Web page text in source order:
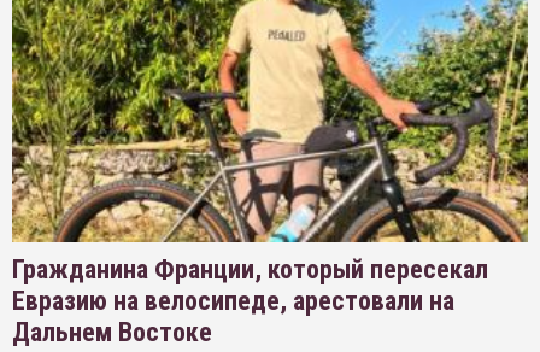
Гражданина Франции, который пересекал
Евразию на велосипеде, арестовали на
Дальнем Востоке